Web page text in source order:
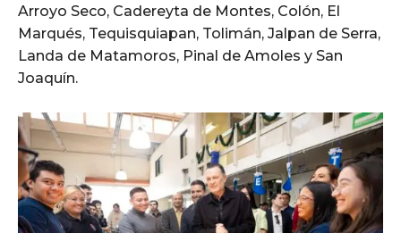
Arroyo Seco, Cadereyta de Montes, Colón, El
Marqués, Tequisquiapan, Tolimán, Jalpan de Serra,
Landa de Matamoros, Pinal de Amoles y San
Joaquín.